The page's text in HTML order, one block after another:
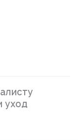
уход